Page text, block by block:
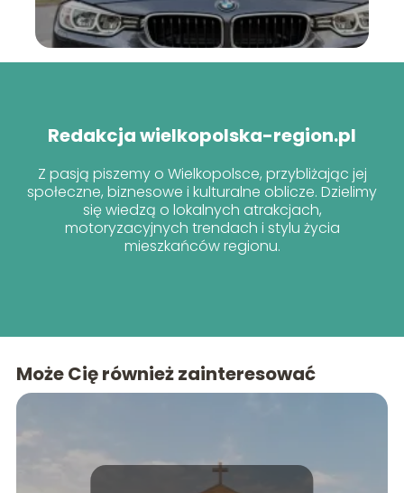
Redakcja wielkopolska-region.pl
Z pasją piszemy o Wielkopolsce, przybliżając jej
społeczne, biznesowe i kulturalne oblicze. Dzielimy
się wiedzą o lokalnych atrakcjach,
motoryzacyjnych trendach i stylu życia
mieszkańców regionu.
Może Cię również zainteresować